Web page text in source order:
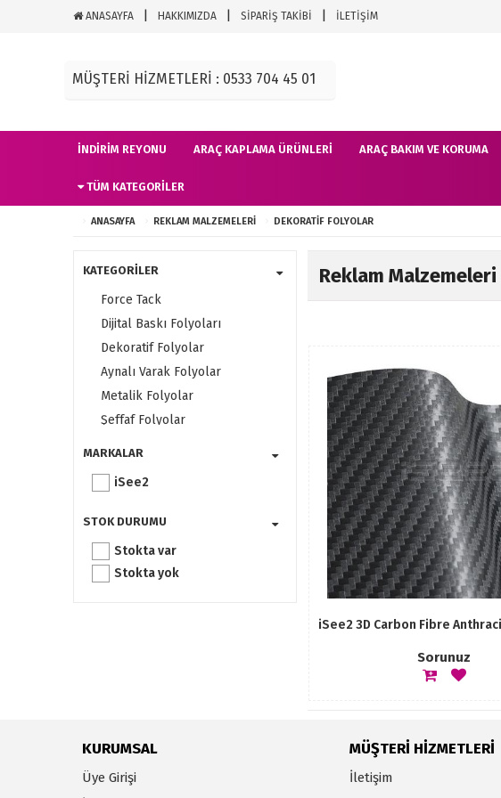
ANASAYFA HAKKIMIZDA SİPARİŞ TAKİBİ İLETİŞİM
MÜŞTERİ HİZMETLERİ : 0533 704 45 01
İNDIRIM REYONU ARAÇ KAPLAMA ÜRÜNLERI ARAÇ BAKIM VE KORUMA
TÜM KATEGORILER
ANASAYFA REKLAM MALZEMELERI DEKORATIF FOLYOLAR
KATEGORİLER
Force Tack
Dijital Baskı Folyoları
Dekoratif Folyolar
Aynalı Varak Folyolar
Metalik Folyolar
Şeffaf Folyolar
MARKALAR
iSee2
STOK DURUMU
Stokta var
Stokta yok
Reklam Malzemeleri
Sorunuz
KURUMSAL
Üye Girişi
MÜŞTERİ HİZMETLERİ
İletişim